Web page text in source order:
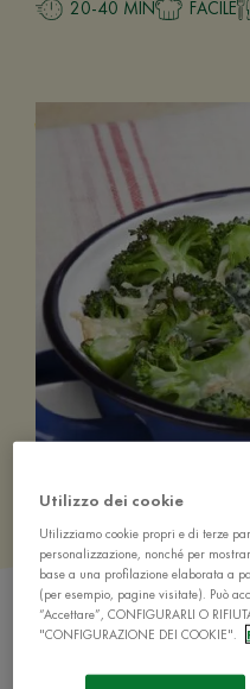
20-40 MIN FACILE
Utilizzo dei cookie
Utilizziamo cookie propri e di terze
personalizzazione, nonché per
base a una profilazione elaborata a
(per esempio, pagine visitate). Può
“Accettare”, CONFIGURARLI O
"CONFIGURAZIONE DEI COOKIE".